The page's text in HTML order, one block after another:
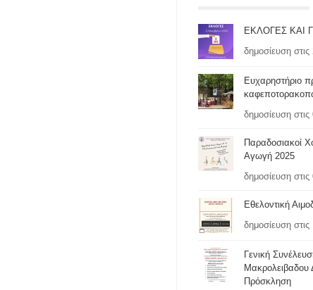
ΕΚΛΟΓΕΣ ΚΑΙ
δημοσίευση
Ευχαρηστήριο
δημοσίευση
Παραδοσιακοί
Αγωγή 2025
δημοσίευση
Εθελοντική
δημοσίευση
Γενική
Μακρολειβαδου
Πρόσκληση